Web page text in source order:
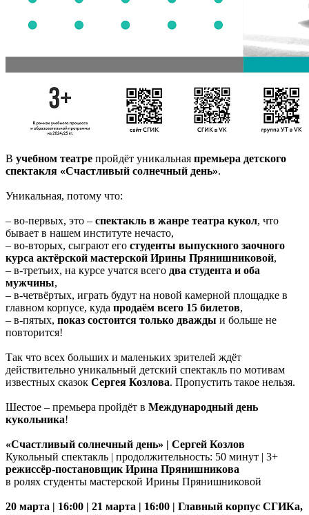
В учебном театре пройдёт уникальная премьера детского
спектакля «Счастливый солнечный день».
Уникальная, потому что:
– во-первых, это – спектакль в жанре театра кукол, что
бывает в нашем институте нечасто,
– во-вторых, сыграют его студенты выпускного заочного
курса актёрской мастерской Ирины Прянишниковой,
– в-третьих, на курсе учатся всего два студента и оба
мужчины,
– в-четвёртых, играть будут на новой камерной площадке в
главном корпусе, куда продаём всего 15 билетов,
– в-пятых, показ состоится только дважды и больше не
повторится!
Так что всех больших и маленьких зрителей ждёт
действительно уникальный детский спектакль по мотивам
известных сказок Сергея Козлова. Пропустить такое нельзя.
Шестое – премьера пройдёт в Международный день
кукольника!
«Счастливый солнечный день» | Сергей Козлов
Кукольный спектакль | продолжительность: 50 минут | 3+
режиссёр-постановщик Ирина Прянишникова
в ролях студенты мастерской Ирины Прянишниковой
20 марта | 16:00 | 21 марта | 16:00 | Главный корпус СГИКа,